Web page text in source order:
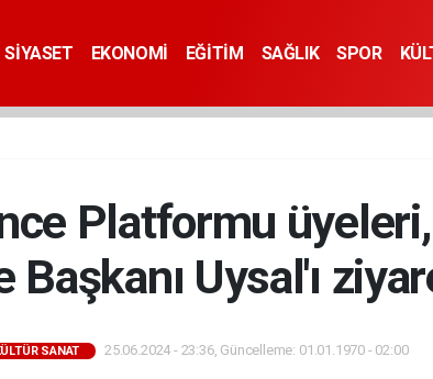
SİYASET EKONOMİ EĞİTİM SAĞLIK SPOR
Platformu
Başkanı Uysal'ı
SANAT 25.06.2024 - 23:36, Güncelleme: 01.01.1970 - 02:00